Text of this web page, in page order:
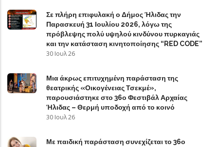
Σε πλήρη επιφυλακή ο Δήμος Ήλιδας την
Παρασκευή 31 Ιουλίου 2026, λόγω της
πρόβλεψης πολύ υψηλού κινδύνου πυρκαγιάς
και την κατάσταση κινητοποίησης “RED CODE”
30 Ιουλ 26
Μια άκρως επιτυχημένη παράσταση της
θεατρικής «Οικογένειας Τσεκμέ»,
παρουσιάστηκε στο 36ο Φεστιβάλ Αρχαίας
Ήλιδας – Θερμή υποδοχή από το κοινό
30 Ιουλ 26
Με παιδική παράσταση συνεχίζεται το 36ο